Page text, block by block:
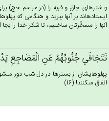
و شترهاى چاق و فربه را (در مراسم حج)
ايستاده‏اند بر آنها ببريد و هنگامى كه
آنها را مسخّرتان ساختيم، تا شكر خدا را بجا
تَتَجَافَي‌ جُنُوبُهُم‌ْ عَن‌ِ الْمَضَاجِع‌ِ
پهلوهايشان از بسترها در دل شب دور مى‏شود
انفاق مى‏كنند! (16)